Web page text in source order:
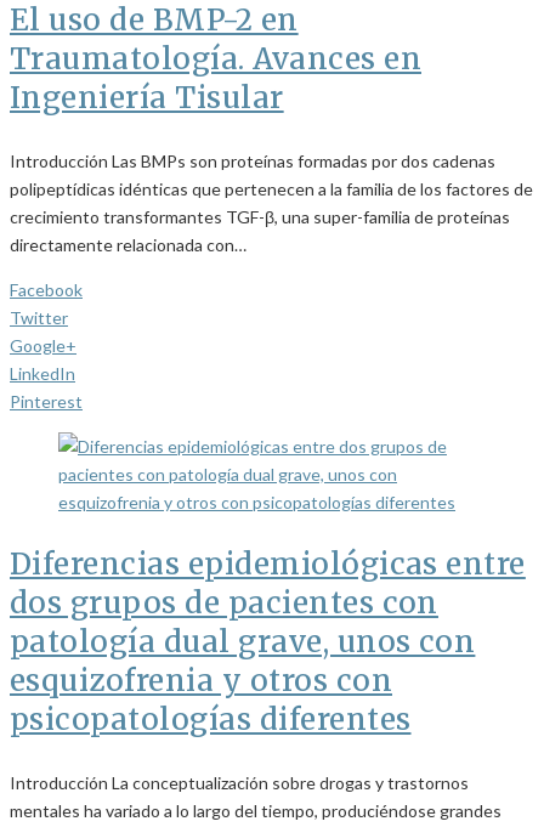
El uso de BMP-2 en
Traumatología. Avances en
Ingeniería Tisular
Introducción Las BMPs son proteínas formadas por dos cadenas
polipeptídicas idénticas que pertenecen a la familia de los factores de
crecimiento transformantes TGF-β, una super-familia de proteínas
directamente relacionada con…
Facebook
Twitter
Google+
LinkedIn
Pinterest
Diferencias epidemiológicas entre
dos grupos de pacientes con
patología dual grave, unos con
esquizofrenia y otros con
psicopatologías diferentes
Introducción La conceptualización sobre drogas y trastornos
mentales ha variado a lo largo del tiempo, produciéndose grandes